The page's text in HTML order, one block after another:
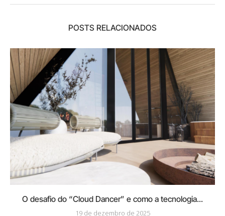
POSTS RELACIONADOS
O desafio do “Cloud Dancer” e como a tecnologia...
19 de dezembro de 2025